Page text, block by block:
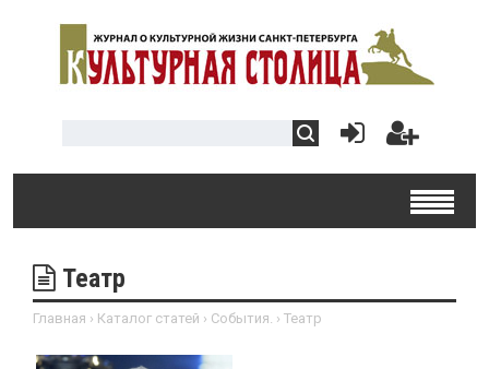
Театр
Главная › Каталог статей › События. › Театр